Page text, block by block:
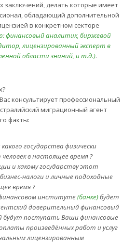
заключений, делать которые имеет
обладающий дополнительной
в конкретном секторе
финансовый аналитик, биржевой
лицензированный эксперт в
области знаний, и т.д.).
Вас консультирует профессиональный
миграционный агент
факты:
государства физически
в настоящее время ?
и какому государству этот
налоги и личные подоходные
время ?
институте(банке)будет
доверительный финансовый
будут поступать Ваши финансовые
произведённых работ и услуг
лицензированным